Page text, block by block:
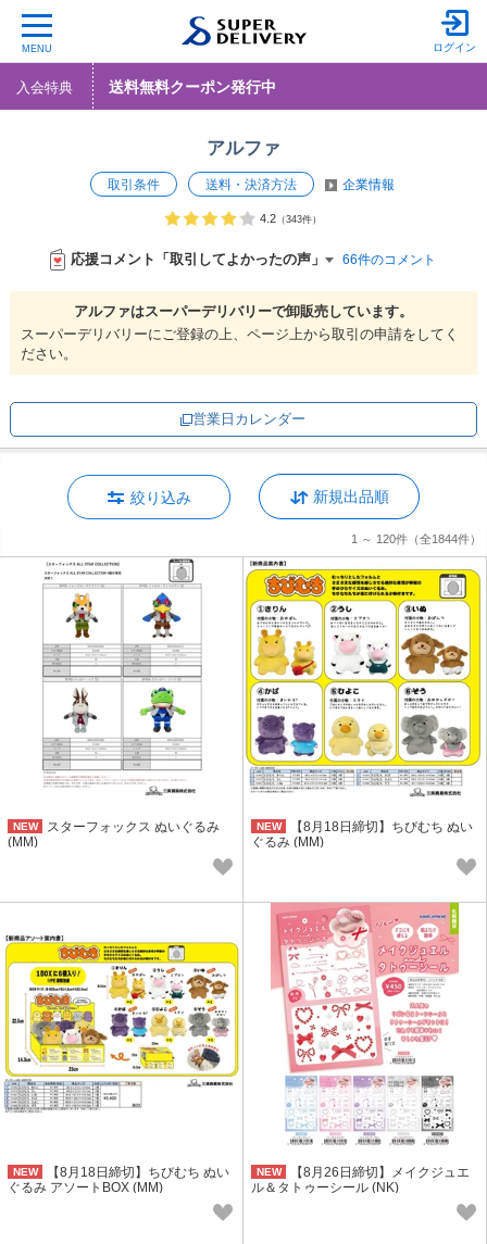
MENU ログイン
入会特典 送料無料クーポン発行中
アルファ
取引条件 送料・決済方法 企業情報
4.2（343件）
応援コメント「取引してよかったの声」 66件のコメント
アルファはスーパーデリバリーで卸販売しています。
スーパーデリバリーにご登録の上、ページ上から取引の申請をしてく
ださい。
営業日カレンダー
絞り込み 新規出品順
1 ～ 120件 （全1844件）
NEW
スターフォックス ぬいぐるみ
(MM)
NEW
【8月18日締切】ちびむち ぬい
ぐるみ (MM)
NEW
【8月18日締切】ちびむち ぬい
ぐるみ アソートBOX (MM)
NEW
【8月26日締切】メイクジュエ
ル＆タトゥーシール (NK)